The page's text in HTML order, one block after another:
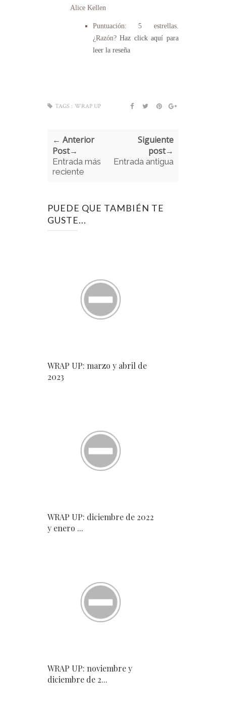
Alice Kellen
Puntuación: 5 estrellas.
¿Razón?Haz click aquí para
leer la reseña
TAGS : WRAP UP
← Anterior
Post→
Entrada más
reciente
Siguiente
post→
Entrada antigua
PUEDE QUE TAMBIÉN TE
GUSTE...
WRAP UP: marzo y abril de
2023
WRAP UP: diciembre de 2022
y enero ...
WRAP UP: noviembre y
diciembre de 2...